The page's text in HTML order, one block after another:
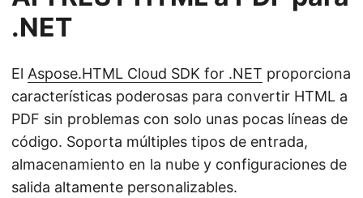
.NET
El Aspose.HTML Cloud SDK for .NET proporciona
características poderosas para convertir HTML a
PDF sin problemas con solo unas pocas líneas de
código. Soporta múltiples tipos de entrada,
almacenamiento en la nube y configuraciones de
salida altamente personalizables.